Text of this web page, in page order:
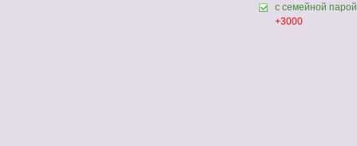
с семейной парой
+3000